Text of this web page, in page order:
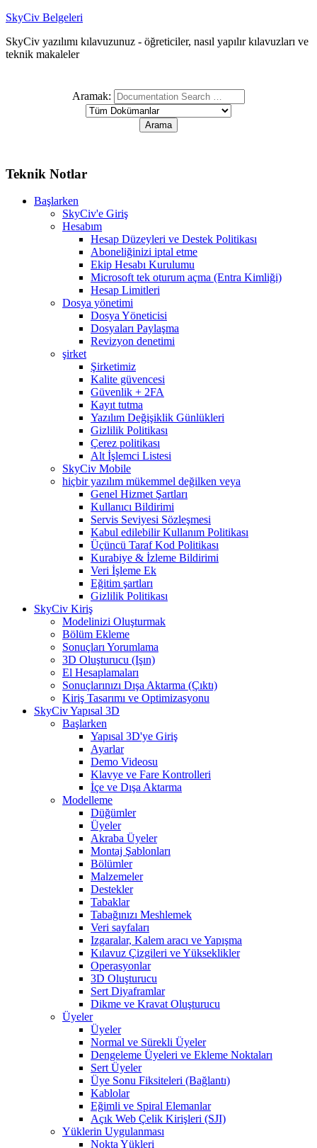
SkyCiv Belgeleri
SkyCiv yazılımı kılavuzunuz - öğreticiler, nasıl yapılır kılavuzları ve
teknik makaleler
Aramak:
Teknik Notlar
Başlarken
SkyCiv'e Giriş
Hesabım
Hesap Düzeyleri ve Destek Politikası
Aboneliğinizi iptal etme
Ekip Hesabı Kurulumu
Microsoft tek oturum açma (Entra Kimliği)
Hesap Limitleri
Dosya yönetimi
Dosya Yöneticisi
Dosyaları Paylaşma
Revizyon denetimi
şirket
Şirketimiz
Kalite güvencesi
Güvenlik + 2FA
Kayıt tutma
Yazılım Değişiklik Günlükleri
Gizlilik Politikası
Çerez politikası
Alt İşlemci Listesi
SkyCiv Mobile
hiçbir yazılım mükemmel değilken veya
Genel Hizmet Şartları
Kullanıcı Bildirimi
Servis Seviyesi Sözleşmesi
Kabul edilebilir Kullanım Politikası
Üçüncü Taraf Kod Politikası
Kurabiye & İzleme Bildirimi
Veri İşleme Ek
Eğitim şartları
Gizlilik Politikası
SkyCiv Kiriş
Modelinizi Oluşturmak
Bölüm Ekleme
Sonuçları Yorumlama
3D Oluşturucu (Işın)
El Hesaplamaları
Sonuçlarınızı Dışa Aktarma (Çıktı)
Kiriş Tasarımı ve Optimizasyonu
SkyCiv Yapısal 3D
Başlarken
Yapısal 3D'ye Giriş
Ayarlar
Demo Videosu
Klavye ve Fare Kontrolleri
İçe ve Dışa Aktarma
Modelleme
Düğümler
Üyeler
Akraba Üyeler
Montaj Şablonları
Bölümler
Malzemeler
Destekler
Tabaklar
Tabağınızı Meshlemek
Veri sayfaları
Izgaralar, Kalem aracı ve Yapışma
Kılavuz Çizgileri ve Yükseklikler
Operasyonlar
3D Oluşturucu
Sert Diyaframlar
Dikme ve Kravat Oluşturucu
Üyeler
Üyeler
Normal ve Sürekli Üyeler
Dengeleme Üyeleri ve Ekleme Noktaları
Sert Üyeler
Üye Sonu Fiksiteleri (Bağlantı)
Kablolar
Eğimli ve Spiral Elemanlar
Açık Web Çelik Kirişleri (SJI)
Yüklerin Uygulanması
Nokta Yükleri